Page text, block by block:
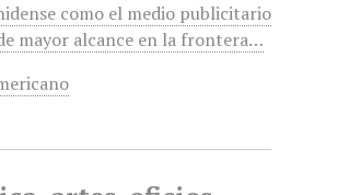
como el medio publicitario
mayor alcance en la frontera…